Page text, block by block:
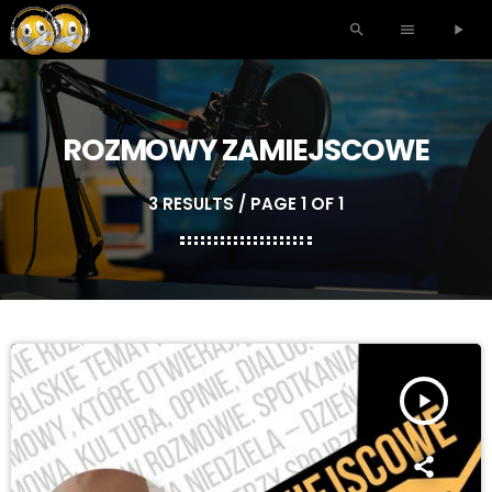
search menu play_arrow
ROZMOWY ZAMIEJSCOWE
3 RESULTS / PAGE 1 OF 1
play_arrow